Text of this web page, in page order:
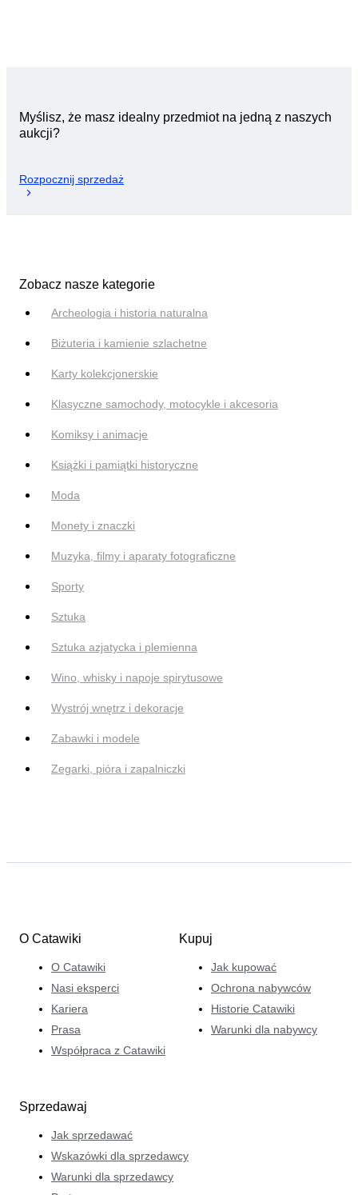
Myślisz, że masz idealny przedmiot na jedną z naszych
aukcji?
Rozpocznij sprzedaż
Zobacz nasze kategorie
Archeologia i historia naturalna
Biżuteria i kamienie szlachetne
Karty kolekcjonerskie
Klasyczne samochody, motocykle i akcesoria
Komiksy i animacje
Książki i pamiątki historyczne
Moda
Monety i znaczki
Muzyka, filmy i aparaty fotograficzne
Sporty
Sztuka
Sztuka azjatycka i plemienna
Wino, whisky i napoje spirytusowe
Wystrój wnętrz i dekoracje
Zabawki i modele
Zegarki, pióra i zapalniczki
O Catawiki
O Catawiki
Nasi eksperci
Kariera
Prasa
Współpraca z Catawiki
Kupuj
Jak kupować
Ochrona nabywców
Historie Catawiki
Warunki dla nabywcy
Sprzedawaj
Jak sprzedawać
Wskazówki dla sprzedawcy
Warunki dla sprzedawcy